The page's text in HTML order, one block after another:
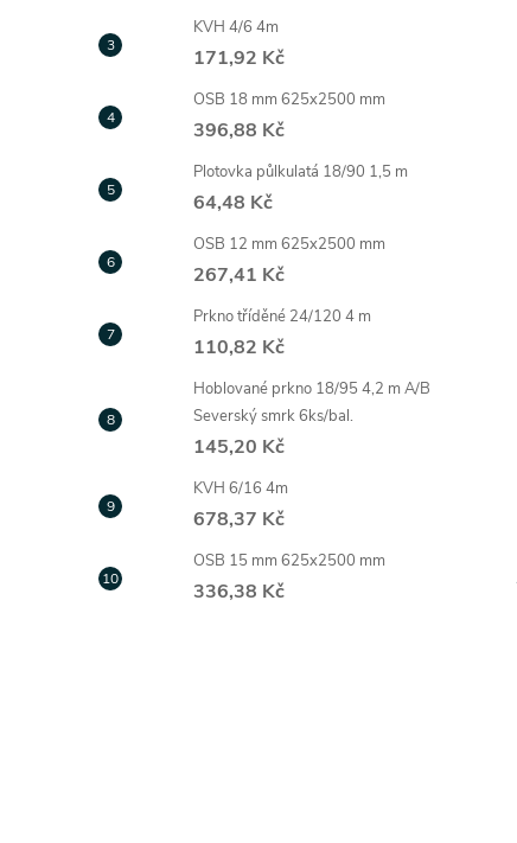
KVH 4/6 4m
171,92 Kč
OSB 18 mm 625x2500 mm
396,88 Kč
Plotovka půlkulatá 18/90 1,5 m
64,48 Kč
OSB 12 mm 625x2500 mm
267,41 Kč
Prkno tříděné 24/120 4 m
110,82 Kč
Hoblované prkno 18/95 4,2 m A/B
Severský smrk 6ks/bal.
145,20 Kč
KVH 6/16 4m
678,37 Kč
OSB 15 mm 625x2500 mm
336,38 Kč